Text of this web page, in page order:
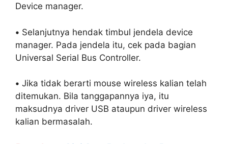
Device manager.
• Selanjutnya hendak timbul jendela device
manager. Pada jendela itu, cek pada bagian
Universal Serial Bus Controller.
• Jika tidak berarti mouse wireless kalian telah
ditemukan. Bila tanggapannya iya, itu
maksudnya driver USB ataupun driver wireless
kalian bermasalah.